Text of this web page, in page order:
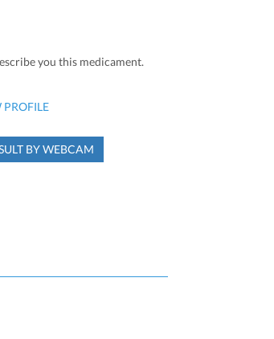
you this medicament.
PROFILE
BY WEBCAM